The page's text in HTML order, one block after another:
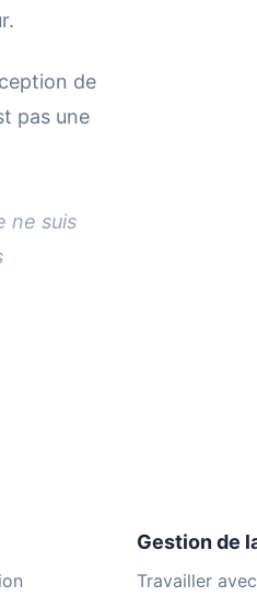
de
pas une
ne suis
Gestion de
Travailler